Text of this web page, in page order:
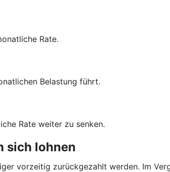
Rate.
Belastung führt.
Rate weiter zu senken.
sich lohnen
vorzeitig zurückgezahlt werden. Im